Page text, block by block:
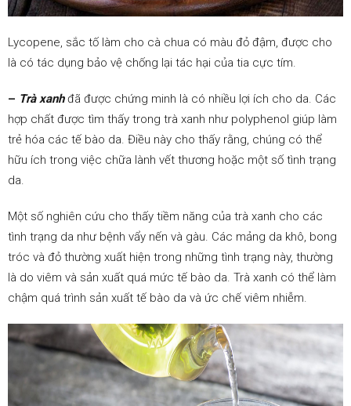
Lycopene, sắc tố làm cho cà chua có màu đỏ đậm, được cho
là có tác dụng bảo vệ chống lại tác hại của tia cực tím.
– Trà xanhđã được chứng minh là có nhiều lợi ích cho da. Các
hợp chất được tìm thấy trong trà xanh như polyphenol giúp làm
trẻ hóa các tế bào da. Điều này cho thấy rằng, chúng có thể
hữu ích trong việc chữa lành vết thương hoặc một số tình trạng
da.
Một số nghiên cứu cho thấy tiềm năng của trà xanh cho các
tình trạng da như bệnh vẩy nến và gàu. Các mảng da khô, bong
tróc và đỏ thường xuất hiện trong những tình trạng này, thường
là do viêm và sản xuất quá mức tế bào da. Trà xanh có thể làm
chậm quá trình sản xuất tế bào da và ức chế viêm nhiễm.